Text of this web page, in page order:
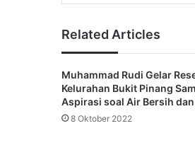
Related Articles
Muhammad Rudi Gelar
Kelurahan Bukit Pinang
Aspirasi soal Air Bersih
8 Oktober 2022